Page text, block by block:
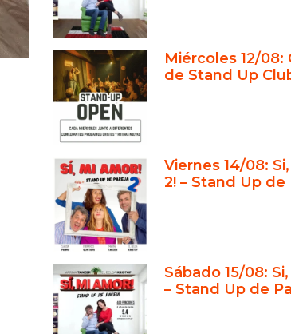
Más allá de “Si, Mi Amor!”:
producciones para todos los
Humor que transforma: del
aula
Una dupla que redefinió la
divertida en Buenos Aires
Una sala chica con risas
Cena show: risas con sabor
El hogar de “Si, Mi Amor!” y
del humor
Cursos, escuela y formación:
nacen los nuevos talentos
Eventos privados y familiares:
a medida
Conclusión: un faro de
Miércoles 12/08:
de Stand Up
Viernes 14/08:
2! – Stand Up de
Sábado 15/08:
– Stand Up de